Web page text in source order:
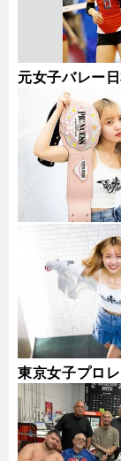
元女子バレー
東京女子プロ